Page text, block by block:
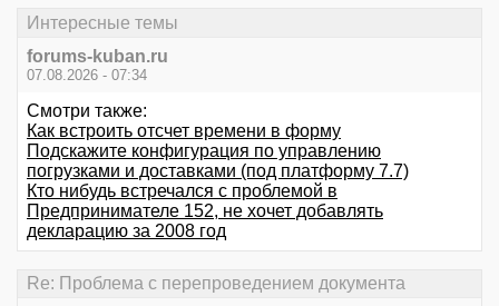
Интересные темы
forums-kuban.ru
07.08.2026 - 07:34
Смотри также:
Как встроить отсчет времени в форму
Подскажите конфигурация по управлению
погрузками и доставками (под платформу 7.7)
Кто нибудь встречался с проблемой в
Предпринимателе 152, не хочет добавлять
декларацию за 2008 год
Re: Проблема с перепроведением документа